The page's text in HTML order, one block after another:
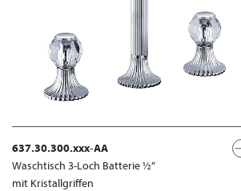
637.30.300.xxx-AA
Waschtisch 3-Loch Batterie ½“
mit Kristallgriffen